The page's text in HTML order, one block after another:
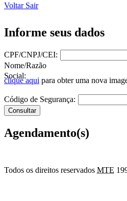
Voltar Sair
Informe seus dados
CPF/CNPJ/CEI:
Nome/Razão
Social:
clique aqui para obter uma nova
Código de Segurança:
Agendamento(s)
Todos os direitos reservados MTE